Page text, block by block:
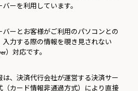
ーを利用しています。
バーとお客様がご利用のパソコンとの
入力する際の情報を覗き見されない
）対応です。
は、決済代行会社が運営する決済サー
（カード情報非通過方式）により直接